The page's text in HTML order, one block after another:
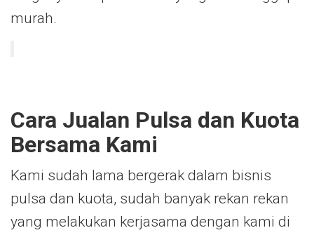
murah.
Cara Jualan Pulsa dan Kuota
Bersama Kami
Kami sudah lama bergerak dalam bisnis
pulsa dan kuota, sudah banyak rekan rekan
yang melakukan kerjasama dengan kami di